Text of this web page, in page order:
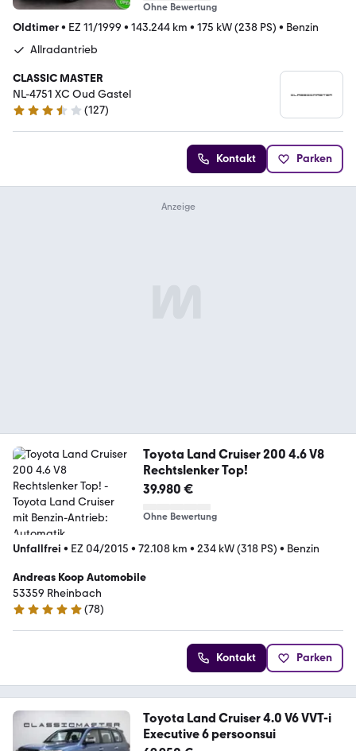
Ohne Bewertung
Oldtimer• EZ 11/1999 • 143.244 km • 175 kW (238 PS) • Benzin
Allradantrieb
CLASSIC MASTER
NL-4751 XC Oud Gastel
3.5 Sterne
(127)
Kontakt Parken
Toyota Land Cruiser 200 4.6 V8
Rechtslenker Top!
39.980 €
Ohne Bewertung
Unfallfrei • EZ 04/2015 • 72.108 km • 234 kW (318 PS) • Benzin
Andreas Koop Automobile
53359 Rheinbach
4.8 Sterne
(78)
Kontakt Parken
Toyota Land Cruiser 4.0 V6 VVT-i
Executive 6 persoonsui